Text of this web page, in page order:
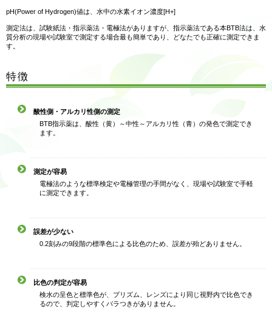
pH(Power of Hydrogen)値は、水中の水素イオン濃度[H+]
測定法は、試験紙法・指示薬法・電極法がありますが、指示薬法である本BTB法は、水
質分析の現場や試験室で測定する場合最も簡単であり、どなたでも正確に測定できま
す。
特徴
酸性側・アルカリ性側の測定
BTB指示薬は、酸性（黄）～中性～アルカリ性（青）の発色で測定でき
ます。
測定が容易
電極法のような標準検定や電極管理の手間がなく、現場や試験室で手軽
に測定できます。
誤差が少ない
0.2刻みの9段階の標準色による比色のため、誤差が殆どありません。
比色の判定が容易
検水の呈色と標準色が、プリズム、レンズにより同じ視野内で比色でき
るので、判定しやすくバラつきがありません。